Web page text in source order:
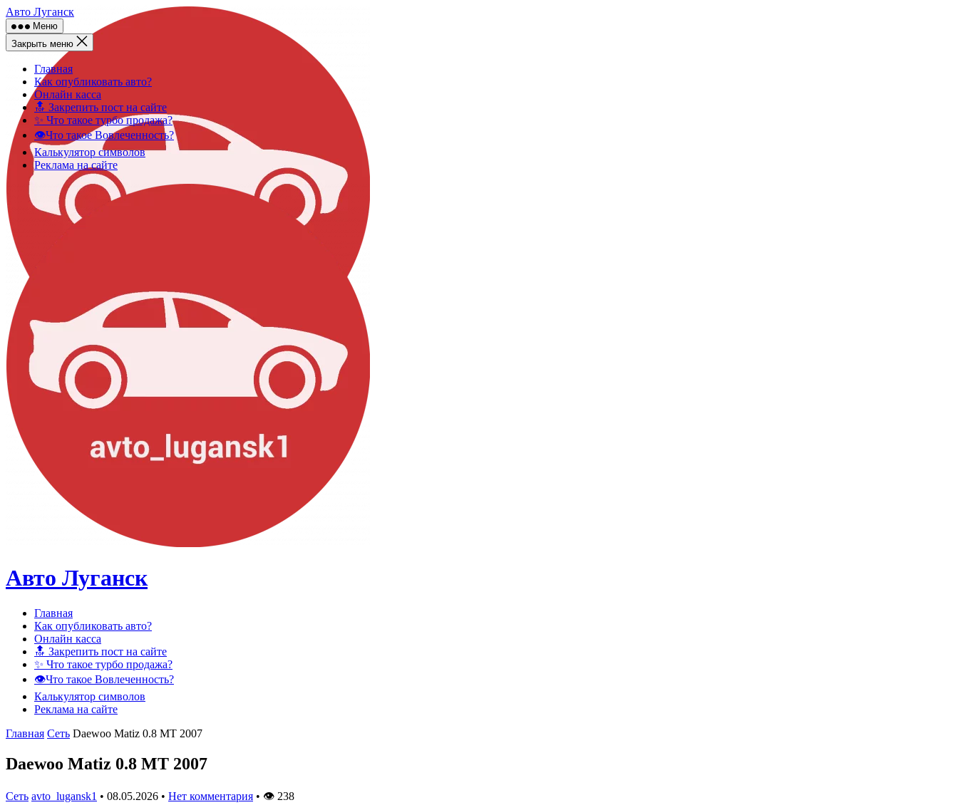
Skip
to
content
Авто Луганск
Меню
Закрыть меню
Главная
Как опубликовать авто?
Онлайн касса
🔝 Закрепить пост на сайте
✨ Что такое турбо продажа?
👁️Что такое Вовлеченность?
Калькулятор символов
Реклама на сайте
Авто Луганск
Главная
Как опубликовать авто?
Онлайн касса
🔝 Закрепить пост на сайте
✨ Что такое турбо продажа?
👁️Что такое Вовлеченность?
Калькулятор символов
Реклама на сайте
Главная Сеть Daewoo Matiz 0.8 МТ 2007
Daewoo Matiz 0.8 МТ 2007
Сеть avto_lugansk1 • 08.05.2026 • Нет комментария • 👁 238